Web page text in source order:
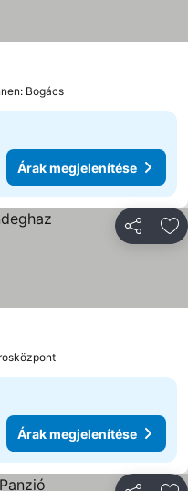
Bogács
Árak megjelenítése
Árak megjelenítése